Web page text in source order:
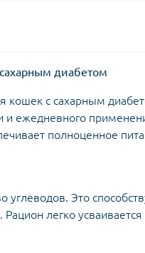
диабетом
кошек с сахарным
и ежедневного
полноценное
Это
легко усваивается